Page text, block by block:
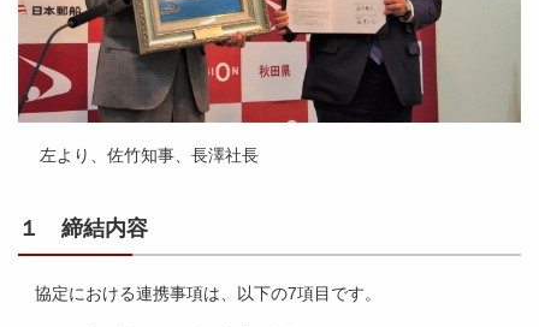
左より、佐竹知事、長澤社長
１ 締結内容
協定における連携事項は、以下の7項目です。